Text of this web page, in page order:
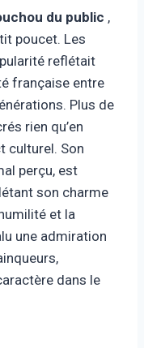
du public ,
poucet. Les
reflétait
française entre
Plus de
rien qu’en
culturel. Son
perçu, est
son charme
et la
une admiration
dans le